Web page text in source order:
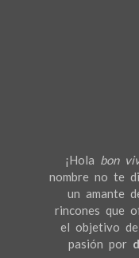
¡Hola bon
nombre no te
un amante
rincones que
el objetivo
pasión por